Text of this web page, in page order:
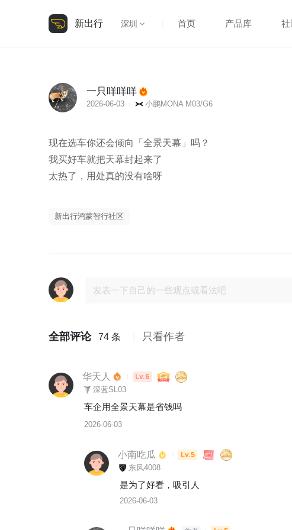
新出行 深圳 首页 产品库 社
一只咩咩咩
2026-06-03 小鹏MONA M03/G6
现在选车你还会倾向「全景天幕」吗？
我买好车就把天幕封起来了
新出行鸿蒙智行社区
全部评论 74 条 只看作者
华天人 Lv.6
深蓝SL03
车企用全景天幕是省钱吗
2026-06-03
小南吃瓜 Lv.5
东风4008
是为了好看，吸引人
2026-06-03